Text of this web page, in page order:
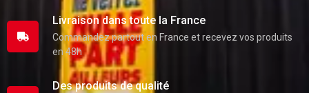
Livraison dans toute la France
Commandez partout en France et recevez vos produits
en 48h
Des produits de qualité